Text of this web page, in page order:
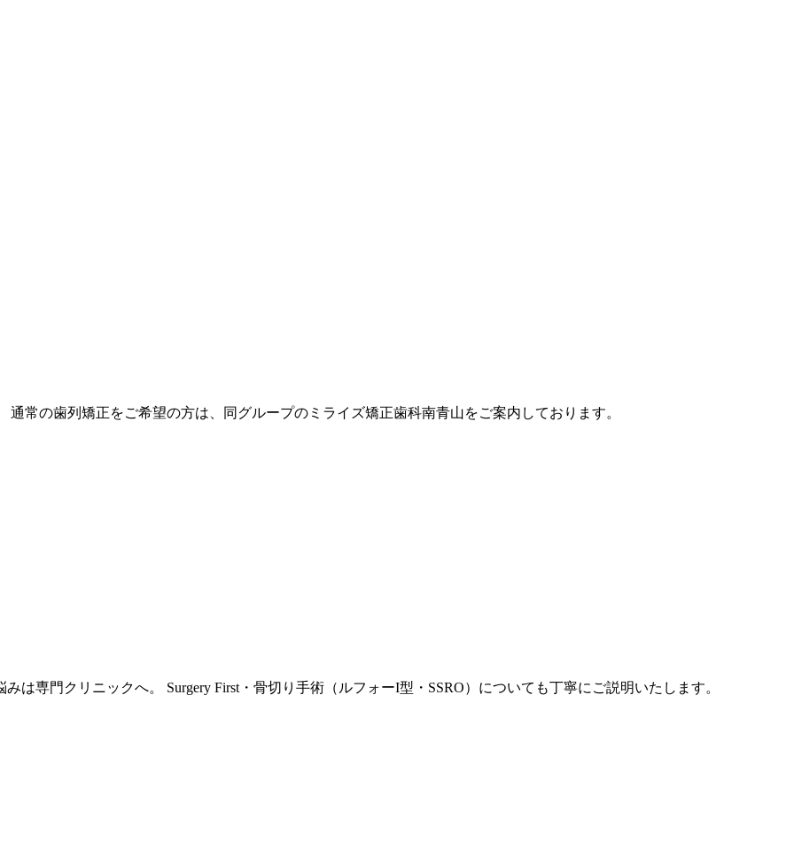
通常の歯列矯正をご希望の方は、同グループの ミライズ矯正歯科南青山をご案内しております。
は専門クリニックへ。 Surgery First・骨切り手術（ルフォーI型・SSRO）についても丁寧にご説明いたします。